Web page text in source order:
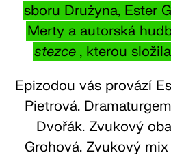
sboru Drużyna, Ester
Merty a autorská
stezce , kterou
Epizodou vás provází
Pietrová.
Dvořák. Zvukový
Grohová. Zvukový